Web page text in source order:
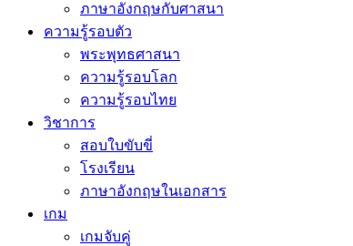
ภาษาอังกฤษกับศาสนา
ความรู้รอบตัว
พระพุทธศาสนา
ความรู้รอบโลก
ความรู้รอบไทย
วิชาการ
สอบใบขับขี่
โรงเรียน
ภาษาอังกฤษในเอกสาร
เกม
เกมจับคู่